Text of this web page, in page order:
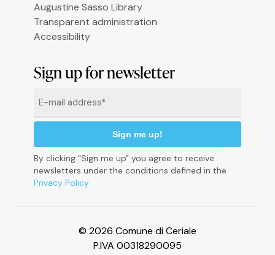
Augustine Sasso Library
Transparent administration
Accessibility
Sign up for newsletter
By clicking "Sign me up" you agree to receive
newsletters under the conditions defined in the
Privacy Policy
© 2026 Comune di Ceriale
P.IVA 00318290095